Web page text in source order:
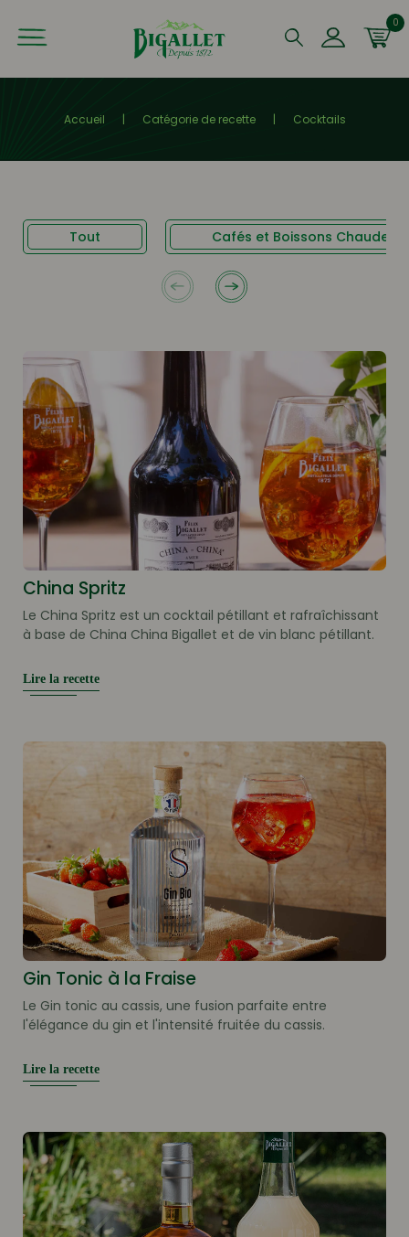
Que recherchez-vous ?
0
Accueil | Catégorie de recette | Cocktails
Tout Cafés et Boissons Chaudes
Gin Tonic à la Fraise
Le Gin tonic au cassis, une fusion parfaite entre
l'élégance du gin et l'intensité fruitée du cassis.
Lire la recette
China Spritz
Le China Spritz est un cocktail pétillant et rafraîchissant
à base de China China Bigallet et de vin blanc pétillant.
Lire la recette